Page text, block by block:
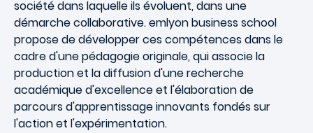
société dans laquelle ils évoluent, dans une
démarche collaborative. emlyon business school
propose de développer ces compétences dans le
cadre d'une pédagogie originale, qui associe la
production et la diffusion d'une recherche
académique d'excellence et l'élaboration de
parcours d'apprentissage innovants fondés sur
l'action et l'expérimentation.